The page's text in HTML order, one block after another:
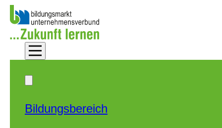
Zum Hauptinhalt springen
Bildungsbereich